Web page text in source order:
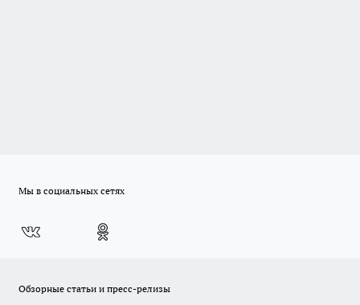
Мы в социальных сетях
Обзорные статьи и пресс-релизы